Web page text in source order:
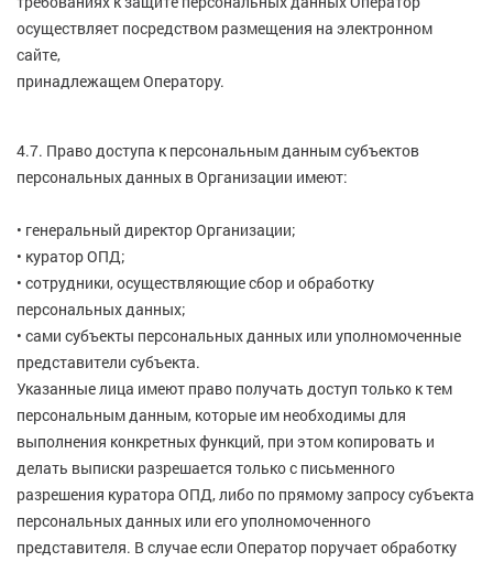
осуществляет посредством размещения на электронном
сайте,
принадлежащем Оператору.
4.7. Право доступа к персональным данным субъектов
персональных данных в Организации имеют:
• генеральный директор Организации;
• куратор ОПД;
• сотрудники, осуществляющие сбор и обработку
персональных данных;
• сами субъекты персональных данных или уполномоченные
представители субъекта.
Указанные лица имеют право получать доступ только к тем
персональным данным, которые им необходимы для
выполнения конкретных функций, при этом копировать и
делать выписки разрешается только с письменного
разрешения куратора ОПД, либо по прямому запросу субъекта
персональных данных или его уполномоченного
представителя. В случае если Оператор поручает обработку